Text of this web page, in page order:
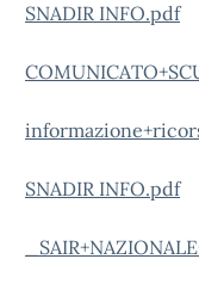
SNADIR INFO.pdf
SNADIR INFO.pdf